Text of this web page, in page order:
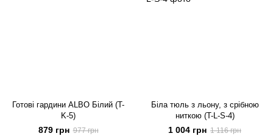
Готові гардини ALBO Білий (T-
K-5)
879 грн 977 грн
Біла тюль з льону, з срібною
ниткою (T-L-S-4)
1 004 грн 1 116 грн